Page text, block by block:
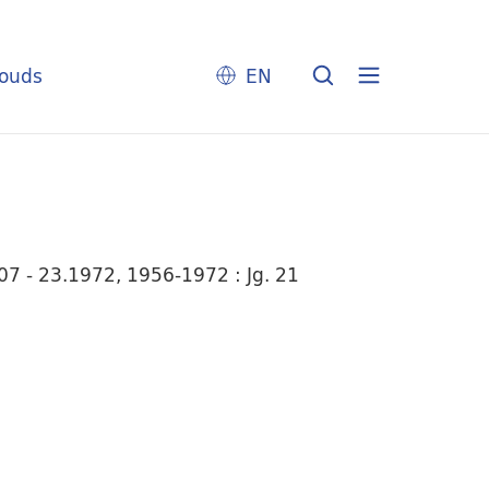
EN
- 23.1972, 1956-1972 : Jg. 21